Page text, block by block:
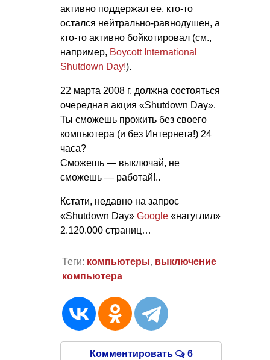
активно поддержал ее, кто-то
остался нейтрально-равнодушен, а
кто-то активно бойкотировал (см.,
например, Boycott International
Shutdown Day!).
22 марта 2008 г. должна состояться
очередная акция «Shutdown Day».
Ты сможешь прожить без своего
компьютера (и без Интернета!) 24
часа?
Сможешь — выключай, не
сможешь — работай!..
Кстати, недавно на запрос
«Shutdown Day» Google «нагуглил»
2.120.000 страниц…
Теги: компьютеры, выключение
компьютера
Комментировать 6